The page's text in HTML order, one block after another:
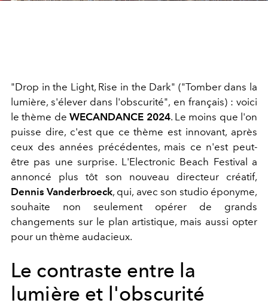
"Drop in the Light, Rise in the Dark" ("Tomber dans la
lumière, s'élever dans l'obscurité", en français) : voici
le thème deWECANDANCE 2024. Le moins que l'on
puisse dire, c'est que ce thème est innovant, après
ceux des années précédentes, mais ce n'est peut-
être pas une surprise. L'Electronic Beach Festival a
annoncé plus tôt son nouveau directeur créatif,
Dennis Vanderbroeck, qui, avec son studio éponyme,
souhaite non seulement opérer de grands
changements sur le plan artistique, mais aussi opter
pour un thème audacieux.
Le contraste entre la
lumière et l'obscurité